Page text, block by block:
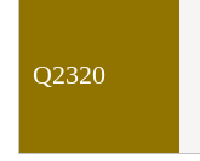
Q2320